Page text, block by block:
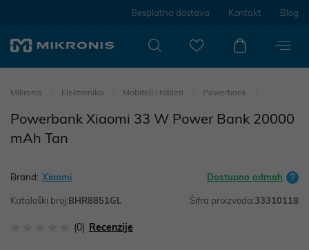
Besplatna dostava Kontakt Blog
Mikronis Elektronika Mobiteli i tableti Powerbank
Powerbank Xiaomi 33 W Power Bank 20000
mAh Tan
Brand: Xiaomi Dostupno odmah
Kataloški broj:BHR8851GL Šifra proizvoda:33310118
(0) Recenzije